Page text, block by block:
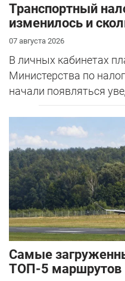
Транспортный
изменилось и
07 августа 2026
В личных кабинетах
Министерства по
начали появляться
Самые
ТОП-5 маршрутов